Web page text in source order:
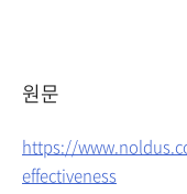
원문
https://
effectiveness